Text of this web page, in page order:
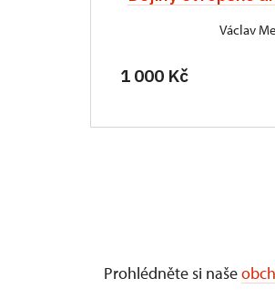
Václav
1 000 Kč
Prohlédněte si naše